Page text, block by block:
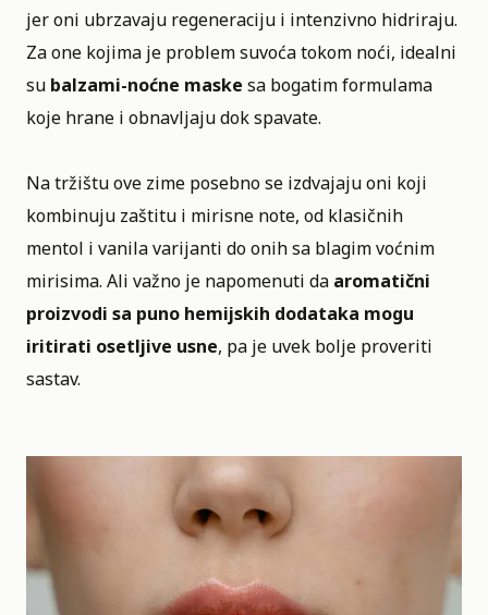
jer oni ubrzavaju regeneraciju i intenzivno hidriraju.
Za one kojima je problem suvoća tokom noći, idealni
su balzami-noćne maske sa bogatim formulama
koje hrane i obnavljaju dok spavate.
Na tržištu ove zime posebno se izdvajaju oni koji
kombinuju zaštitu i mirisne note, od klasičnih
mentol i vanila varijanti do onih sa blagim voćnim
mirisima. Ali važno je napomenuti da aromatični
proizvodi sa puno hemijskih dodataka mogu
iritirati osetljive usne, pa je uvek bolje proveriti
sastav.